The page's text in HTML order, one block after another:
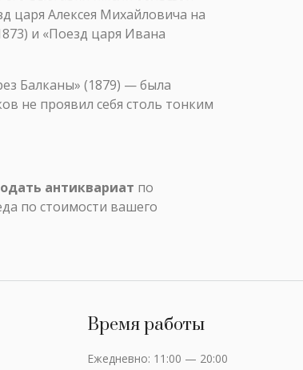
царя Алексея Михайловича на
и «Поезд царя Ивана
Балканы» (1879) — была
не проявил себя столь тонким
антиквариат по
по стоимости вашего
Время работы
Ежедневно: 11:00 — 20:00